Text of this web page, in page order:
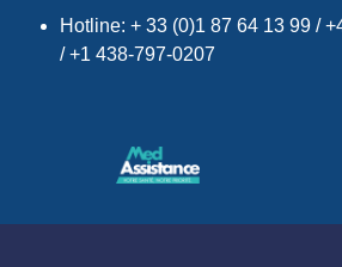
Hotline: + 33 (0)1 87 64 13 99 /
/ +1 438-797-0207